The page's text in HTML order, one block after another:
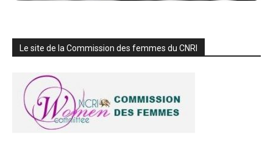
Le site de la Commission des femmes du CNRI